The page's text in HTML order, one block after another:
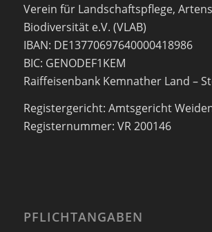
Verein für Landschaftspflege,
Biodiversität e.V. (VLAB)
IBAN: DE13770697640000418986
BIC: GENODEF1KEM
Raiffeisenbank Kemnather Land –
Registergericht: Amtsgericht
Registernummer: VR 200146
PFLICHTANGABEN